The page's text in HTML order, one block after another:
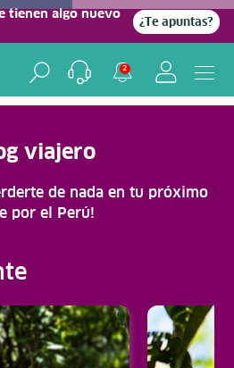
tienen algo nuevo
¿Te apuntas?
2
viajero
de nada en tu próximo
por el Perú!